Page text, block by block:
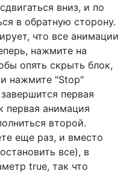
вниз, и по
в обратную сторону.
что все анимации
нажмите на
опять скрыть блок,
нажмите "Stop"
первая
первая анимация
второй.
еще раз, и вместо
все), в
true, так что